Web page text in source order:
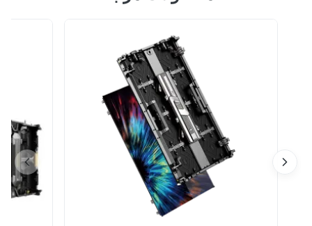
برای نمایشگاه و تاسیسات خلاقانه پشتیبانی می کند.